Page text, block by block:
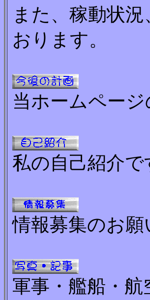
また、稼動状
おります。
当ホームペー
私の自己紹介で
情報募集のお願
軍事・艦船・